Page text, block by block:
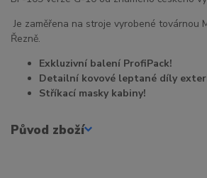
Je zaměřena na stroje vyrobené továrnou
Řezně.
Exkluzivní balení ProfiPack!
Detailní kovové leptané díly
Stříkací masky kabiny!
Původ zboží